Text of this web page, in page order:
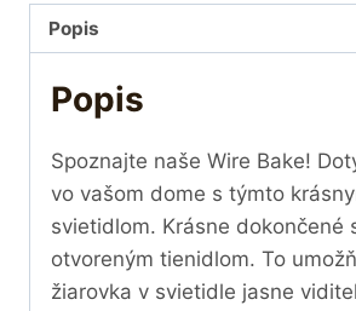
Popis
Popis
Spoznajte naše Wire Bake!
vo vašom dome s týmto
svietidlom. Krásne dokončené
otvoreným tienidlom. To
žiarovka v svietidle jasne